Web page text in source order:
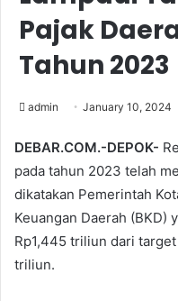
Pajak
Tahun 2023
admin January 10, 2024
DEBAR.COM.-DEPOK-
pada tahun 2023 telah
dikatakan Pemerintah
Keuangan Daerah (BKD)
Rp1,445 triliun dari
triliun.